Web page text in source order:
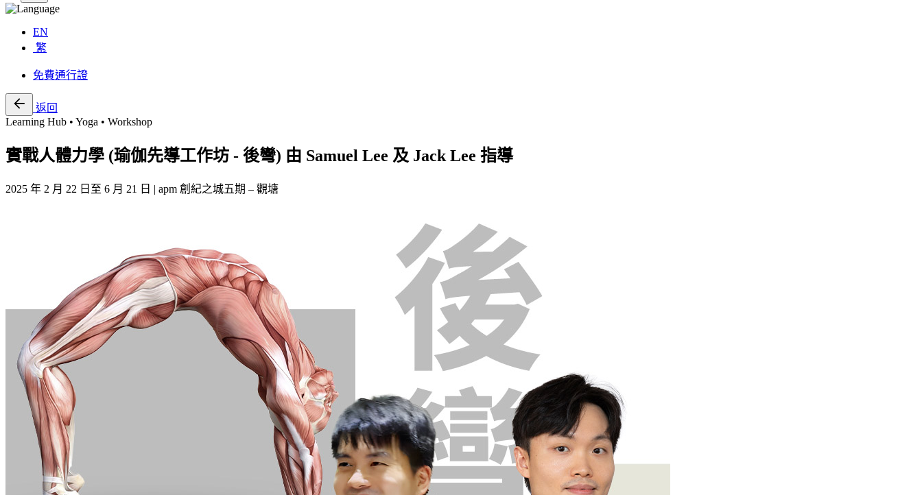
EN
繁
免費通行證
返回
Learning Hub • Yoga • Workshop
實戰人體力學 (瑜伽先導工作坊 - 後彎) 由 Samuel Lee 及 Jack Lee 指導
2025 年 2 月 22 日至 6 月 21 日 | apm 創紀之城五期 – 觀塘